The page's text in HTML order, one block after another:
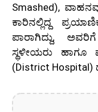
Smashed),
ಕಾರಿನಲ್ಲಿದ್ದ
ಪಾರಾಗಿದ್ದು,
ಸ್ಥಳೀಯರು ಹಾಗೂ
(District Hospital)